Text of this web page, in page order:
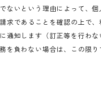
ないという理由によって、
求であることを確認の上で
通知します（訂正等を行わ
を負わない場合は、この限り